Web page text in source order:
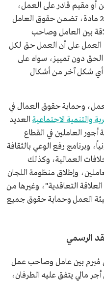
أو مقيم قادر على العمل،
ونصَّ عليها نظام العمل المتضمن 245 مادة، تضمن حقوق العامل
بين العامل وصاحب
العمل على أن العمل حق لكل
الحق دون تمييز، سواء على
أي شكل آخر من أشكال
وحماية حقوق العمال في
والتنمية الاجتماعية العديد
العاملين في القطاع
وبرنامج رفع الوعي بالثقافة
العمالية، وكذلك
وإطلاق منظومة اللجان
التعاقدية"، وغيرها من
العمل وحماية حقوق جميع
الرسمي
مُبرم بين عامل وصاحب عمل
مالي يتفق عليه الطرفان،